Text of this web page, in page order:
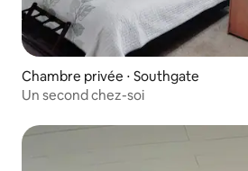
Chambre privée ⋅ Southgate
Un second chez-soi